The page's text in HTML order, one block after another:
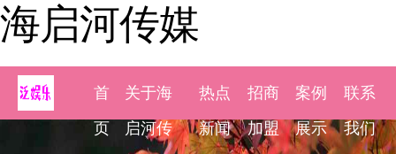
海启河传媒
首
页
关于海
启河传
热点
新闻
招商
加盟
案例
展示
联系
我们